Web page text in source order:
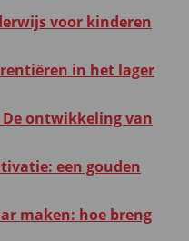
voor kinderen
in het lager
ontwikkeling van
een gouden
maken: hoe breng